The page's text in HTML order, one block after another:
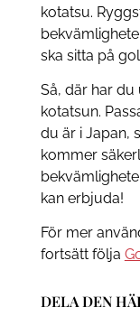
kotatsu.
ska sitta på
Så, där har
kotatsun.
du är i Japan,
kommer
kan erbjuda!
För mer
fortsätt följa
DELA DEN